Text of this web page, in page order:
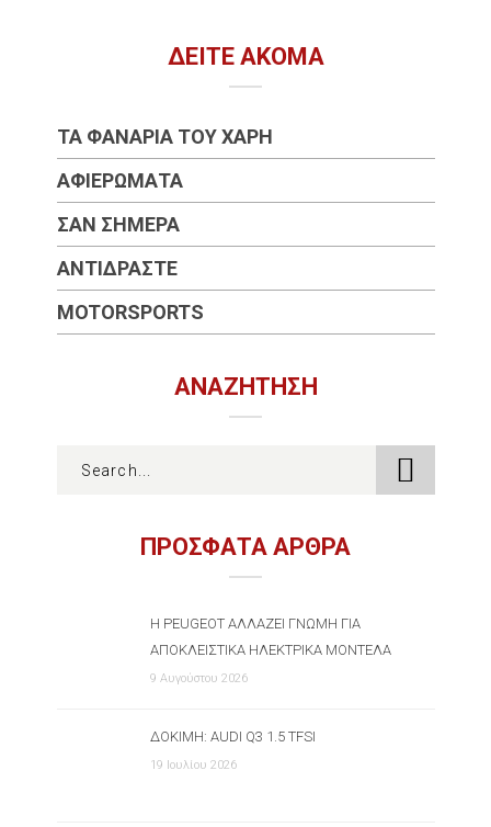
ΔΕΊΤΕ ΑΚΌΜΑ
ΤΑ ΦΑΝΆΡΙΑ ΤΟΥ ΧΆΡΗ
ΑΦΙΕΡΏΜΑΤΑ
ΣΑΝ ΣΉΜΕΡΑ
ΑΝΤΙΔΡΆΣΤΕ
MOTORSPORTS
ΑΝΑΖΉΤΗΣΗ
ΠΡΟΣΦΑΤΑ ΑΡΘΡΑ
Η PEUGEOT ΑΛΛΆΖΕΙ ΓΝΏΜΗ ΓΙΑ
ΑΠΟΚΛΕΙΣΤΙΚΆ ΗΛΕΚΤΡΙΚΆ ΜΟΝΤΈΛΑ
9 Αυγούστου 2026
ΔΟΚΙΜΉ: AUDI Q3 1.5 TFSI
19 Ιουλίου 2026